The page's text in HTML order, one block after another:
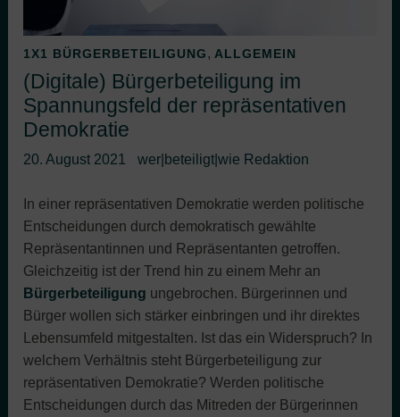
1X1 BÜRGERBETEILIGUNG, ALLGEMEIN
(Digitale) Bürgerbeteiligung im
Spannungsfeld der repräsentativen
Demokratie
20. August 2021 wer|beteiligt|wie Redaktion
In einer repräsentativen Demokratie werden politische
Entscheidungen durch demokratisch gewählte
Repräsentantinnen und Repräsentanten getroffen.
Gleichzeitig ist der Trend hin zu einem Mehr an
Bürgerbeteiligung ungebrochen. Bürgerinnen und
Bürger wollen sich stärker einbringen und ihr direktes
Lebensumfeld mitgestalten. Ist das ein Widerspruch? In
welchem Verhältnis steht Bürgerbeteiligung zur
repräsentativen Demokratie? Werden politische
Entscheidungen durch das Mitreden der Bürgerinnen